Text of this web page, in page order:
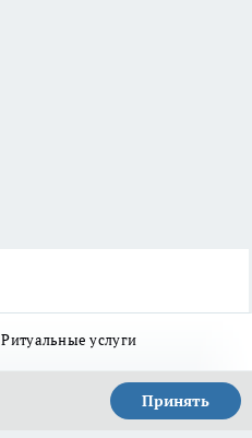
Ритуальные услуги
Принять